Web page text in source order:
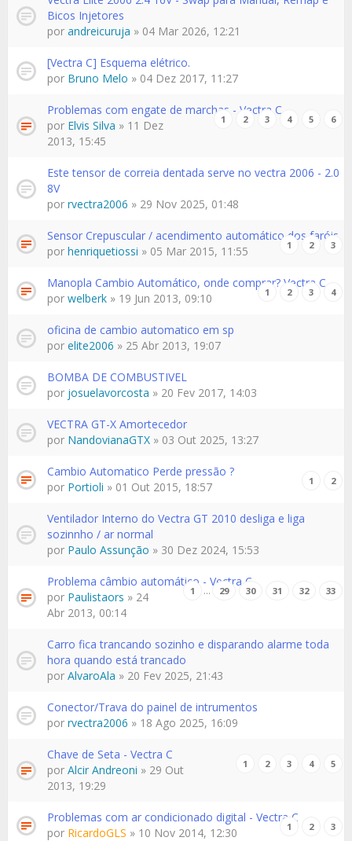
Bicos Injetores
por andreicuruja » 04 Mar 2026, 12:21
[Vectra C] Esquema elétrico.
por Bruno Melo » 04 Dez 2017, 11:27
Problemas com engate de marchas - Vectra C
1 2 3 4 5 6
por Elvis Silva » 11 Dez
2013, 15:45
Este tensor de correia dentada serve no vectra 2006 - 2.0
8V
por rvectra2006 » 29 Nov 2025, 01:48
Sensor Crepuscular / acendimento automático dos faróis
1 2 3
por henriquetiossi » 05 Mar 2015, 11:55
Manopla Cambio Automático, onde comprar? Vectra C
1 2 3 4
por welberk » 19 Jun 2013, 09:10
oficina de cambio automatico em sp
por elite2006 » 25 Abr 2013, 19:07
BOMBA DE COMBUSTIVEL
por josuelavorcosta » 20 Fev 2017, 14:03
VECTRA GT-X Amortecedor
por NandovianaGTX » 03 Out 2025, 13:27
Cambio Automatico Perde pressão ?
1 2
por Portioli » 01 Out 2015, 18:57
Ventilador Interno do Vectra GT 2010 desliga e liga
sozinnho / ar normal
por Paulo Assunção » 30 Dez 2024, 15:53
Problema câmbio automático - Vectra C
1 … 29 30 31 32 33
por Paulistaors » 24
Abr 2013, 00:14
Carro fica trancando sozinho e disparando alarme toda
hora quando está trancado
por AlvaroAla » 20 Fev 2025, 21:43
Conector/Trava do painel de intrumentos
por rvectra2006 » 18 Ago 2025, 16:09
Chave de Seta - Vectra C
1 2 3 4 5
por Alcir Andreoni » 29 Out
2013, 19:29
Problemas com ar condicionado digital - Vectra C
1 2 3
por RicardoGLS » 10 Nov 2014, 12:30